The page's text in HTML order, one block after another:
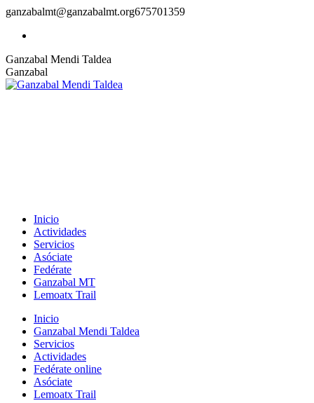
Skip
content
ganzabalmt@ganzabalmt.org675701359
Ganzabal Mendi Taldea
Ganzabal
Inicio
Actividades
Servicios
Asóciate
Fedérate
Ganzabal MT
Lemoatx Trail
Facebook
page
opens
new
window
Inicio
Ganzabal Mendi Taldea
Servicios
Actividades
Fedérate online
Asóciate
Lemoatx Trail